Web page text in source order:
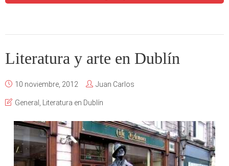
Literatura y arte en Dublín
10 noviembre, 2012 Juan Carlos
General Literatura en Dublín